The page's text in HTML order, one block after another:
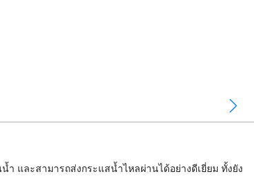
และสามารถส่งกระแสน้ำไหลผ่านได้อย่างดีเยี่ยม ทั้งยัง